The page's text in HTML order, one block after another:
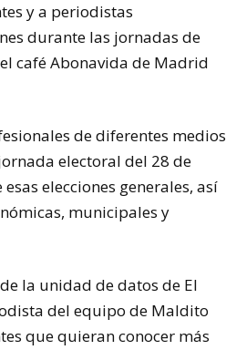
y a periodistas
durante las jornadas de
café Abonavida de Madrid
de diferentes medios
electoral del 28 de
elecciones generales, así
municipales y
la unidad de datos de El
del equipo de Maldito
que quieran conocer más